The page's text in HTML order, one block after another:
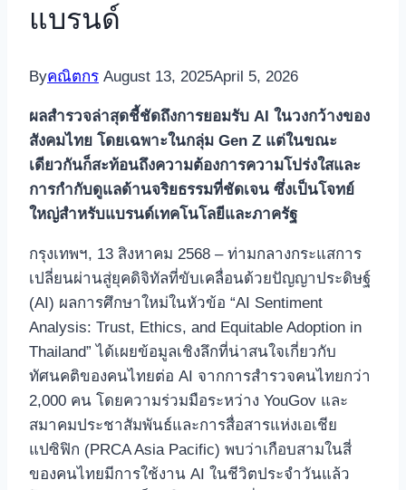
แบรนด์
Byคณิตกร August 13, 2025April 5, 2026
ผลสำรวจล่าสุดชี้ชัดถึงการยอมรับ AI ในวงกว้างของ
สังคมไทย โดยเฉพาะในกลุ่ม Gen Z แต่ในขณะ
เดียวกันก็สะท้อนถึงความต้องการความโปร่งใสและ
การกำกับดูแลด้านจริยธรรมที่ชัดเจน ซึ่งเป็นโจทย์
ใหญ่สำหรับแบรนด์เทคโนโลยีและภาครัฐ
กรุงเทพฯ, 13 สิงหาคม 2568 – ท่ามกลางกระแสการ
เปลี่ยนผ่านสู่ยุคดิจิทัลที่ขับเคลื่อนด้วยปัญญาประดิษฐ์
(AI) ผลการศึกษาใหม่ในหัวข้อ “AI Sentiment
Analysis: Trust, Ethics, and Equitable Adoption in
Thailand” ได้เผยข้อมูลเชิงลึกที่น่าสนใจเกี่ยวกับ
ทัศนคติของคนไทยต่อ AI จากการสำรวจคนไทยกว่า
2,000 คน โดยความร่วมมือระหว่าง YouGov และ
สมาคมประชาสัมพันธ์และการสื่อสารแห่งเอเชีย
แปซิฟิก (PRCA Asia Pacific) พบว่าเกือบสามในสี่
ของคนไทยมีการใช้งาน AI ในชีวิตประจำวันแล้ว